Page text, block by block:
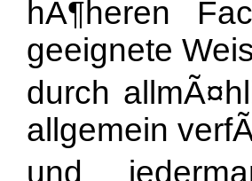
hÃ¶heren
geeignete
durch
allgemein
und